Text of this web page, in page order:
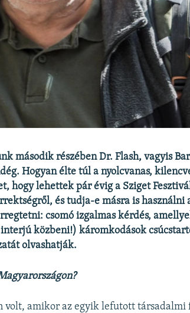
második részében Dr. Flash, vagyis
Hogyan élte túl a nyolcvanas,
hogy lehettek pár évig a Sziget
és tudja-e másra is használni
csomó izgalmas kérdés,
közbeni!) káromkodások
olvashatják.
volt, amikor az egyik lefutott társadalmi